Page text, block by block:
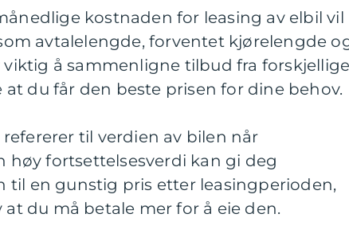
kostnaden for leasing av elbil vil
avtalelengde, forventet kjørelengde
å sammenligne tilbud fra forskjellige
at du får den beste prisen for dine behov.
til verdien av bilen når
høy fortsettelsesverdi kan gi deg
til en gunstig pris etter leasingperioden,
du må betale mer for å eie den.